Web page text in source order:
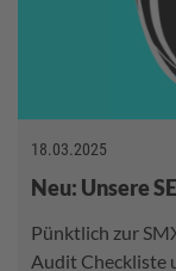
18.03.2025
Neu: Unsere
Pünktlich zur
Audit Checkliste